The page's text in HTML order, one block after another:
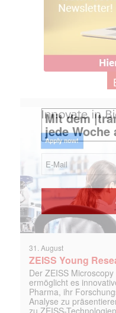
31. August
ZEISS Young
Der ZEISS
ermöglicht es
Pharma, ihr
Analyse zu